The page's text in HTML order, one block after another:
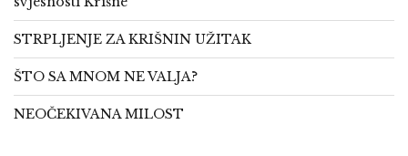
STRPLJENJE ZA KRIŠNIN UŽITAK
ŠTO SA MNOM NE VALJA?
NEOČEKIVANA MILOST